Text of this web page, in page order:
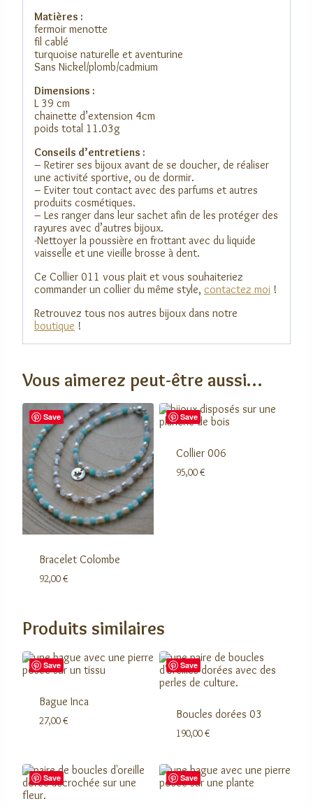
Matières :
fermoir menotte
fil cablé
turquoise naturelle et aventurine
Sans Nickel/plomb/cadmium
Dimensions :
L 39 cm
chainette d’extension 4cm
poids total 11.03g
Conseils d’entretiens :
– Retirer ses bijoux avant de se doucher, de réaliser
une activité sportive, ou de dormir.
– Eviter tout contact avec des parfums et autres
produits cosmétiques.
– Les ranger dans leur sachet afin de les protéger des
rayures avec d’autres bijoux.
-Nettoyer la poussière en frottant avec du liquide
vaisselle et une vieille brosse à dent.
Ce Collier 011 vous plait et vous souhaiteriez
commander un collier du même style, contactez moi !
Retrouvez tous nos autres bijoux dans notre
boutique !
Vous aimerez peut-être aussi…
Save
Bracelet Colombe
92,00€
Save
Collier 006
95,00€
Produits similaires
Save
Bague Inca
27,00€
Save
Boucles dorées 03
190,00€
Save Save